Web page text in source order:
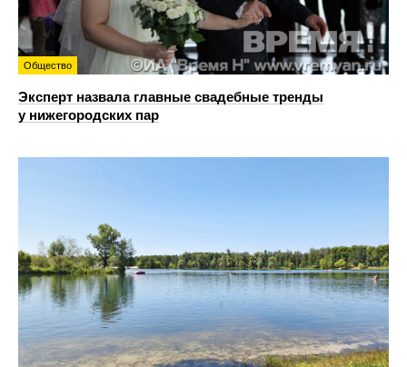
Общество
Эксперт назвала главные свадебные тренды
у нижегородских пар